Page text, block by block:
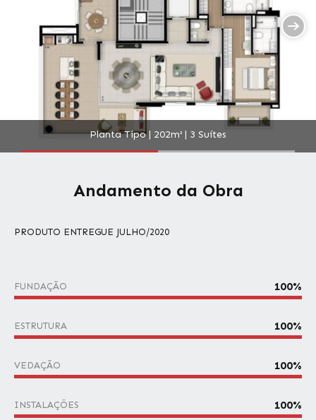
Planta Tipo | 202m² | 3 Suítes
Andamento da Obra
PRODUTO ENTREGUE JULHO/2020
FUNDAÇÃO 100%
ESTRUTURA 100%
VEDAÇÃO 100%
INSTALAÇÕES 100%